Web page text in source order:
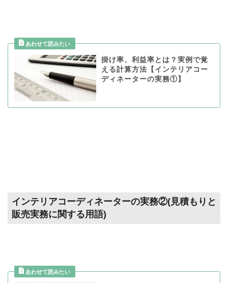
掛け率、利益率とは？実例で覚
える計算方法【インテリアコー
ディネーターの実務①】
インテリアコーディネーターの実務②(見積もりと
販売実務に関する用語)